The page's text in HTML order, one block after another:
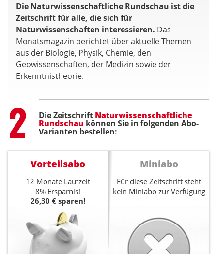
Die Naturwissenschaftliche Rundschau ist die
Zeitschrift für alle, die sich für
Naturwissenschaften interessieren. Das
Monatsmagazin berichtet über aktuelle Themen
aus der Biologie, Physik, Chemie, den
Geowissenschaften, der Medizin sowie der
Erkenntnistheorie.
Step
2 Die Zeitschrift Naturwissenschaftliche
Rundschau können Sie in folgenden Abo-
Varianten bestellen:
Vorteilsabo
12 Monate Laufzeit
8% Ersparnis!
26,30 € sparen!
Miniabo
Für diese Zeitschrift steht
kein Miniabo zur Verfügung